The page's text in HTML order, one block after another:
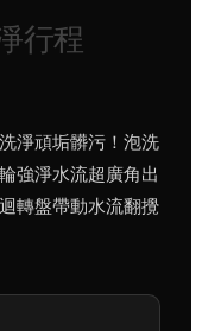
行程
淨頑垢髒污！泡洗
強淨水流超廣角出
轉盤帶動水流翻攪